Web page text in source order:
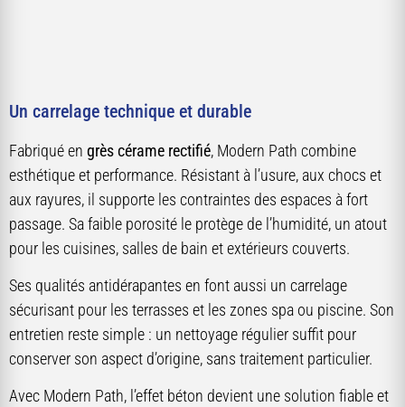
Un carrelage technique et durable
Fabriqué en grès cérame rectifié, Modern Path combine
esthétique et performance. Résistant à l’usure, aux chocs et
aux rayures, il supporte les contraintes des espaces à fort
passage. Sa faible porosité le protège de l’humidité, un atout
pour les cuisines, salles de bain et extérieurs couverts.
Ses qualités antidérapantes en font aussi un carrelage
sécurisant pour les terrasses et les zones spa ou piscine. Son
entretien reste simple : un nettoyage régulier suffit pour
conserver son aspect d’origine, sans traitement particulier.
Avec Modern Path, l’effet béton devient une solution fiable et